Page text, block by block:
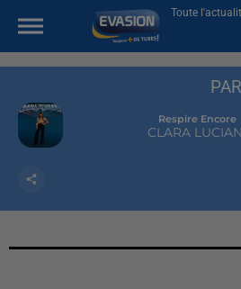
Toute
Respire Encore
CLARA